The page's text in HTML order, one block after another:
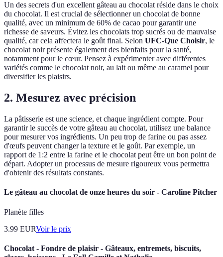
Un des secrets d'un excellent gâteau au chocolat réside dans le choix
du chocolat. Il est crucial de sélectionner un chocolat de bonne
qualité, avec un minimum de 60% de cacao pour garantir une
richesse de saveurs. Évitez les chocolats trop sucrés ou de mauvaise
qualité, car cela affectera le goût final. Selon UFC-Que Choisir, le
chocolat noir présente également des bienfaits pour la santé,
notamment pour le cœur. Pensez à expérimenter avec différentes
variétés comme le chocolat noir, au lait ou même au caramel pour
diversifier les plaisirs.
2. Mesurez avec précision
La pâtisserie est une science, et chaque ingrédient compte. Pour
garantir le succès de votre gâteau au chocolat, utilisez une balance
pour mesurer vos ingrédients. Un peu trop de farine ou pas assez
d'œufs peuvent changer la texture et le goût. Par exemple, un
rapport de 1:2 entre la farine et le chocolat peut être un bon point de
départ. Adopter un processus de mesure rigoureux vous permettra
d'obtenir des résultats constants.
Le gâteau au chocolat de onze heures du soir - Caroline Pitcher
Planète filles
3.99 EURVoir le prix
Chocolat - Fondre de plaisir - Gâteaux, entremets, biscuits,